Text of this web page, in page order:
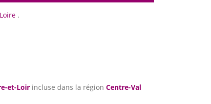
.
et-Loir incluse dans la région Centre-Val